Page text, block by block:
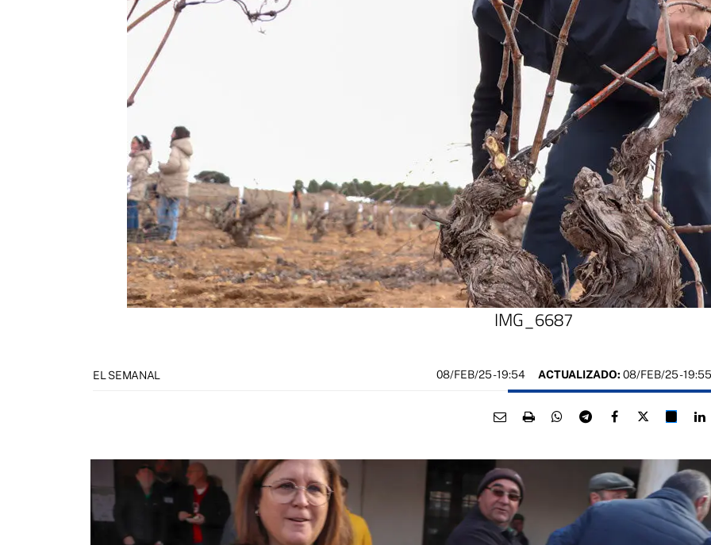
IMG_6687
EL SEMANAL 08/FEB/25- 19:54 ACTUALIZADO: 08/FEB/25 - 19:55